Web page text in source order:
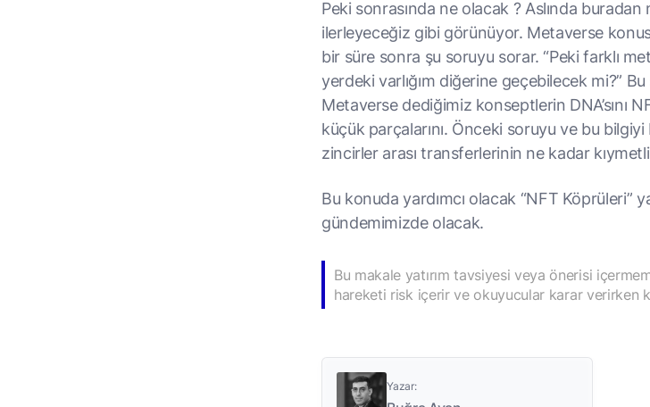
Peki sonrasında ne olacak ? Aslında
ilerleyeceğiz gibi görünüyor. Metaverse
bir süre sonra şu soruyu sorar. “Peki farklı
yerdeki varlığım diğerine geçebilecek mi?”
Metaverse dediğimiz konseptlerin DNA’sını
küçük parçalarını. Önceki soruyu ve bu
zincirler arası transferlerinin ne kadar
Bu konuda yardımcı olacak “NFT Köprüleri”
gündemimizde olacak.
Bu makale yatırım tavsiyesi veya önerisi
hareketi risk içerir ve okuyucular karar verirken
Yazar: